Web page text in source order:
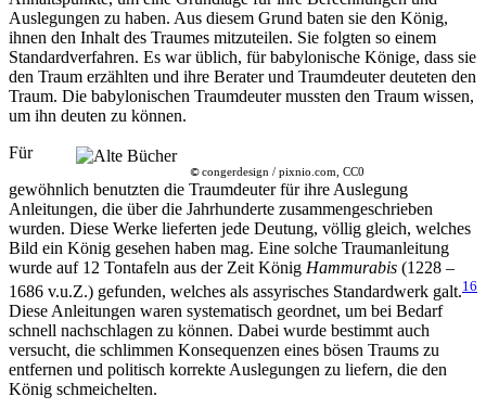
Auslegungen zu haben. Aus diesem Grund baten sie den König,
ihnen den Inhalt des Traumes mitzuteilen. Sie folgten so einem
Standardverfahren. Es war üblich, für babylonische Könige, dass sie
den Traum erzählten und ihre Berater und Traumdeuter deuteten den
Traum. Die babylonischen Traumdeuter mussten den Traum wissen,
um ihn deuten zu können.
©congerdesign / pixnio.com, CC0
Für
gewöhnlich benutzten die Traumdeuter für ihre Auslegung
Anleitungen, die über die Jahrhunderte zusammengeschrieben
wurden. Diese Werke lieferten jede Deutung, völlig gleich, welches
Bild ein König gesehen haben mag. Eine solche Traumanleitung
wurde auf 12 Tontafeln aus der Zeit König Hammurabis (1228 –
1686 v.u.Z.) gefunden, welches als assyrisches Standardwerk galt.16
Diese Anleitungen waren systematisch geordnet, um bei Bedarf
schnell nachschlagen zu können. Dabei wurde bestimmt auch
versucht, die schlimmen Konsequenzen eines bösen Traums zu
entfernen und politisch korrekte Auslegungen zu liefern, die den
König schmeichelten.